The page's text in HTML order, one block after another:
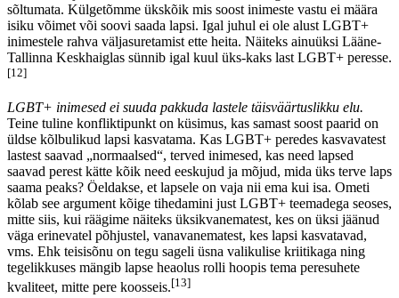
sõltumata. Külgetõmme ükskõik mis soost inimeste vastu ei määra
isiku võimet või soovi saada lapsi. Igal juhul ei ole alust LGBT+
inimestele rahva väljasuretamist ette heita. Näiteks ainuüksi Lääne-
Tallinna Keskhaiglas sünnib igal kuul üks-kaks last LGBT+ peresse.
[12]
LGBT+ inimesed ei suuda pakkuda lastele täisväärtuslikku elu.
Teine tuline konfliktipunkt on küsimus, kas samast soost paarid on
üldse kõlbulikud lapsi kasvatama. Kas LGBT+ peredes kasvavatest
lastest saavad „normaalsed“, terved inimesed, kas need lapsed
saavad perest kätte kõik need eeskujud ja mõjud, mida üks terve laps
saama peaks? Öeldakse, et lapsele on vaja nii ema kui isa. Ometi
kõlab see argument kõige tihedamini just LGBT+ teemadega seoses,
mitte siis, kui räägime näiteks üksikvanematest, kes on üksi jäänud
väga erinevatel põhjustel, vanavanematest, kes lapsi kasvatavad,
vms. Ehk teisisõnu on tegu sageli üsna valikulise kriitikaga ning
tegelikkuses mängib lapse heaolus rolli hoopis tema peresuhete
kvaliteet, mitte pere koosseis.[13]